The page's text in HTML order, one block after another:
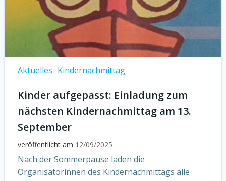
Aktuelles Kindernachmittag
Kinder aufgepasst: Einladung zum
nächsten Kindernachmittag am 13.
September
veröffentlicht am 12/09/2025
Nach der Sommerpause laden die
Organisatorinnen des Kindernachmittags alle